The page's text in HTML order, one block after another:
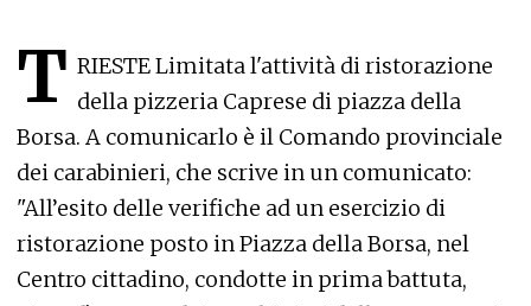
T RIESTE Limitata l'attività di ristorazione
della pizzeria Caprese di piazza della
Borsa. A comunicarlo è il Comando provinciale
dei carabinieri, che scrive in un comunicato:
"All’esito delle verifiche ad un esercizio di
ristorazione posto in Piazza della Borsa, nel
Centro cittadino, condotte in prima battuta,